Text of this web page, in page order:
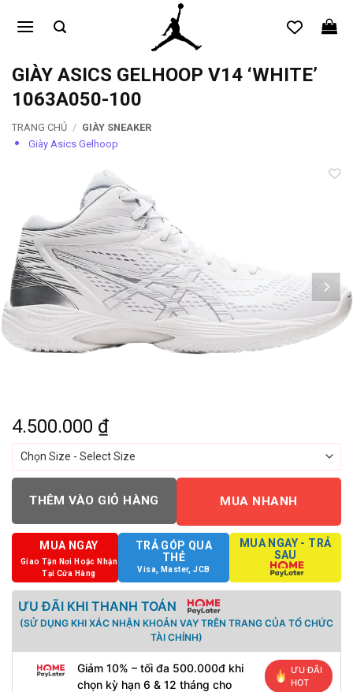
qua
dungGIÀY ASICS GELHOOP V14 ‘WHITE’
1063A050-100
TRANG CHỦ / GIÀY SNEAKER
Giày Asics Gelhoop
4.500.000 ₫
THÊM VÀO GIỎ HÀNG MUA NHANH
MUA NGAY
Giao Tận Nơi Hoặc Nhận
Tại Cửa Hàng
TRẢ GÓP QUA
THẺ
Visa, Master, JCB
MUA NGAY - TRẢ
SAU
ƯU ĐÃI KHI THANH TOÁN
(SỬ DỤNG KHI XÁC NHẬN KHOẢN VAY TRÊN TRANG CỦA TỔ CHỨC
TÀI CHÍNH)
Giảm 10% – tối đa 500.000đ khi
chọn kỳ hạn 6 & 12 tháng cho
ƯU ĐÃI
HOT